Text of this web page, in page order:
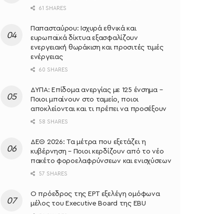
61 SHARES
Παπασταύρου: Ισχυρά εθνικά και
ευρωπαϊκά δίκτυα εξασφαλίζουν
ενεργειακή θωράκιση και προσιτές τιμές
ενέργειας
60 SHARES
ΔΥΠΑ: Επίδομα ανεργίας με 125 ένσημα –
Ποιοι μπαίνουν στο ταμείο, ποιοι
αποκλείονται και τι πρέπει να προσέξουν
58 SHARES
ΔΕΘ 2026: Τα μέτρα που εξετάζει η
κυβέρνηση – Ποιοι κερδίζουν από το νέο
πακέτο φοροελαφρύνσεων και ενισχύσεων
57 SHARES
Ο πρόεδρος της ΕΡΤ εξελέγη ομόφωνα
μέλος του Executive Board της EBU